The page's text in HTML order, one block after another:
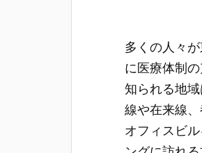
多くの人々
に医療体制
知られる地
線や在来線
オフィスビ